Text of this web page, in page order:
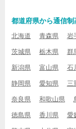
都道府県から通信
北海道 青森県 岩
茨城県 栃木県 群
新潟県 富山県 石
静岡県 愛知県 三
奈良県 和歌山県
徳島県 香川県 愛